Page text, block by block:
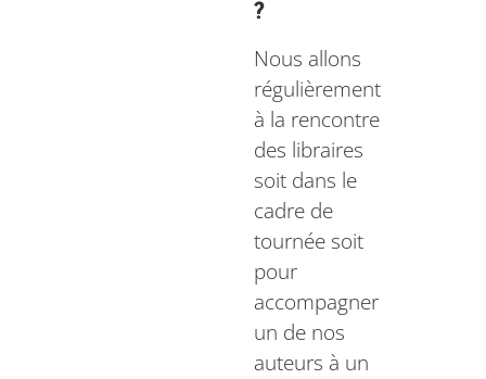
?
Nous allons
régulièrement
à la rencontre
des libraires
soit dans le
cadre de
tournée soit
pour
accompagner
un de nos
auteurs à un